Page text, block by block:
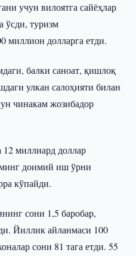
учун вилоятга сайёҳлар
ўсди, туризм
миллион долларга етди.
балки саноат, қишлоқ
улкан салоҳияти билан
чинакам жозибадор
12 миллиард доллар
доимий иш ўрни
кўпайди.
сони 1,5 баробар,
Йиллик айланмаси 100
сони 81 тага етди. 55